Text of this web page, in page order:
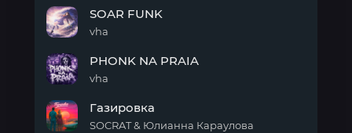
SAMBA
FUNK
SOAR FUNK
vha
NA
PRAIA
PHONK NA PRAIA
vha
Газировка
SOCRAT & Юлианна Караулова